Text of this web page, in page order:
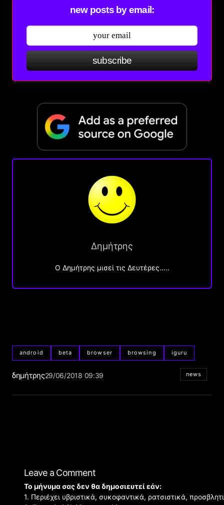
new posts by email:
subscribe
Δημήτρης
O Δημήτρης μισεί τις Δευτέρες…..
android beta browser browsing iguru
δημήτρης29/06/2018 09:39 news
Leave a Comment
Το μήνυμα σας δεν θα δημοσιευτεί εάν:
1. Περιέχει υβριστικά, συκοφαντικά, ρατσιστικά,